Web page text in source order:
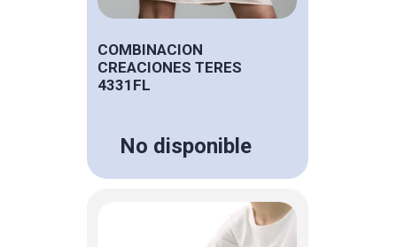
COMBINACION
CREACIONES TERES
4331FL
No disponible